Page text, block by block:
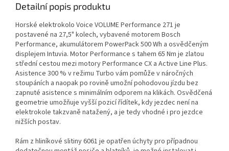
Detailní popis produktu
Horské elektrokolo Voice VOLUME Performance 271 je
postavené na 27,5" kolech, vybavené motorem Bosch
Performance, akumulátorem PowerPack 500 Wh a osvědčeným
displejem Intuvia. Motor Performance s tahem 65 Nm je zlatou
střední cestou mezi motory Performance CX a Active Line Plus.
Asistence 300 % v režimu Turbo vám pomůže v náročných
stoupáních a naopak po rovině umožní pohodovou jízdu bez
zapnuté asistence s minimálním odporem na klikách. Osvědčená
geometrie umožňuje vyšší pozicí řídítek, kdy jezdec není na
elektrokole takzvaně natažený, a je tedy vhodné i pro jezdce
nižších postav.
Rám z hliníkové slitiny 6061 je opatřen úchyty pro případnou